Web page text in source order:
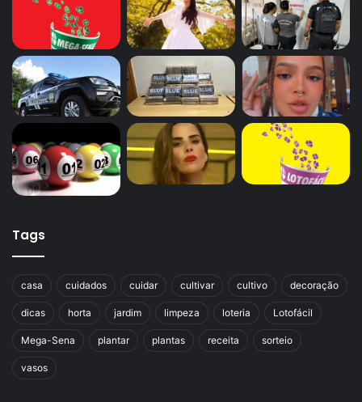
Tags
casa cuidados cuidar cultivar cultivo decoração
dicas horta jardim limpeza loteria Lotofácil
Mega-Sena plantar plantas receita sorteio
vasos